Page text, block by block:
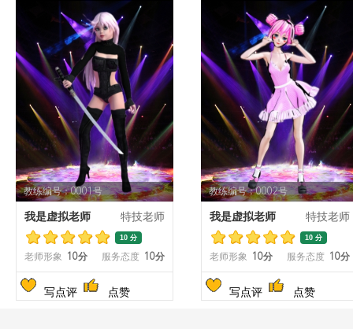
教练编号：0001号
我是虚拟老师 特技老师
10 分
老师形象 10分 服务态度 10分
写点评 点赞
教练编号：0002号
我是虚拟老师 特技老师
10 分
老师形象 10分 服务态度 10分
写点评 点赞